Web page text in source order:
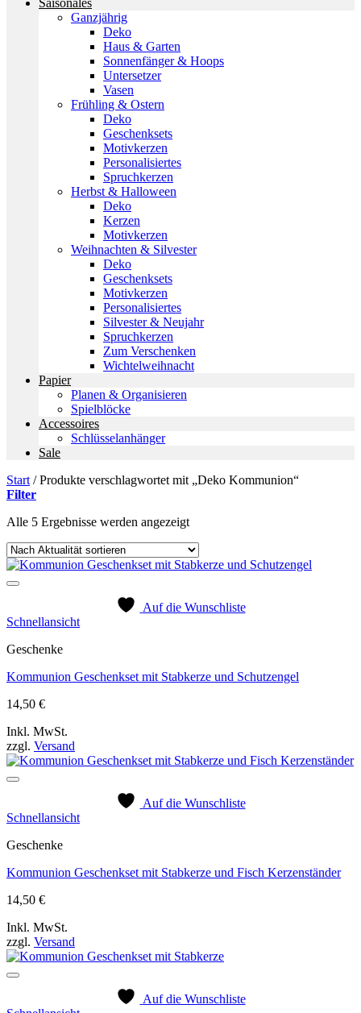
Saisonales
Ganzjährig
Deko
Haus & Garten
Sonnenfänger & Hoops
Untersetzer
Vasen
Frühling & Ostern
Deko
Geschenksets
Motivkerzen
Personalisiertes
Spruchkerzen
Herbst & Halloween
Deko
Kerzen
Motivkerzen
Weihnachten & Silvester
Deko
Geschenksets
Motivkerzen
Personalisiertes
Silvester & Neujahr
Spruchkerzen
Zum Verschenken
Wichtelweihnacht
Papier
Planen & Organisieren
Spielblöcke
Accessoires
Schlüsselanhänger
Sale
Start /Produkte verschlagwortet mit „Deko Kommunion“
Filter
Alle 5 Ergebnisse werden angezeigtNach
sortiert
Auf die Wunschliste
Schnellansicht
Geschenke
Kommunion Geschenkset mit Stabkerze und Schutzengel
14,50 €
Inkl. MwSt.
zzgl. Versand
Auf die Wunschliste
Schnellansicht
Geschenke
Kommunion Geschenkset mit Stabkerze und Fisch Kerzenständer
14,50 €
Inkl. MwSt.
zzgl. Versand
Auf die Wunschliste